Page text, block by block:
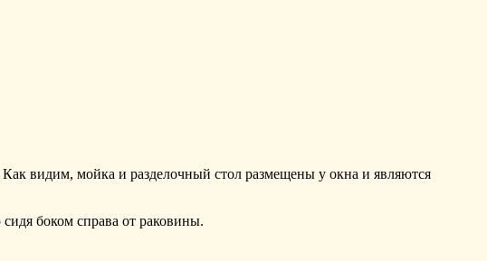
видим, мойка и разделочный стол размещены у окна и являются
боком справа от раковины.